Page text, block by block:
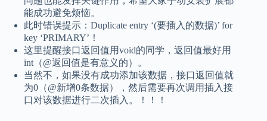
能成功避免烦恼。
此时错误提示：Duplicate entry ‘(要插入的数据)’ for
key ‘PRIMARY’！
这里提醒接口返回值用void的同学，返回值最好用
int（@返回值是有意义的）。
当然不，如果没有成功添加该数据，接口返回值就
为0（@新增0条数据），然后需要再次调用插入接
口对该数据进行二次插入。！！！